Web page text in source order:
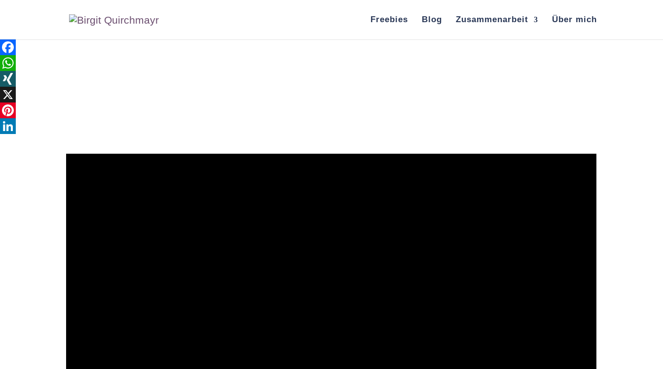
Freebies Blog Zusammenarbeit Über mich
Facebook
WhatsApp
XING
X
Pinterest